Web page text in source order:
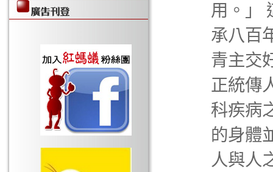
用。」
承八百
青主交
正統傳
科疾病
的身體
人與人